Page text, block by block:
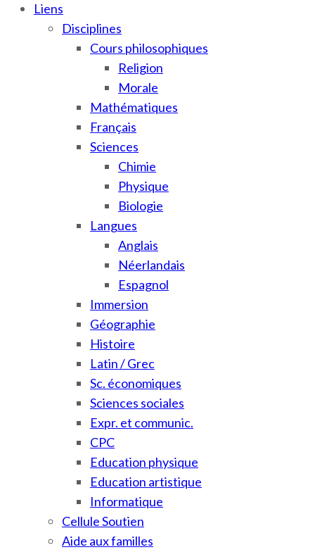
Liens
Disciplines
Cours philosophiques
Religion
Morale
Mathématiques
Français
Sciences
Chimie
Physique
Biologie
Langues
Anglais
Néerlandais
Espagnol
Immersion
Géographie
Histoire
Latin / Grec
Sc. économiques
Sciences sociales
Expr. et communic.
CPC
Education physique
Education artistique
Informatique
Cellule Soutien
Aide aux familles